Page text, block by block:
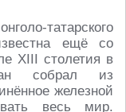
татарского
ещё со
XIII столетия в
собрал из
железной
весь мир.